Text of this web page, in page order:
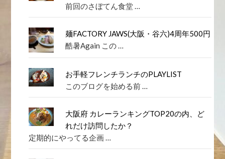
前回のさぼてん食堂 …
麺FACTORY JAWS(大阪・谷六)4周年500円
酷暑Again この …
お手軽フレンチランチのPLAYLIST
このブログを始める前 …
大阪府 カレーランキングTOP20の内、ど
れだけ訪問したか？
定期的にやってる企画 …